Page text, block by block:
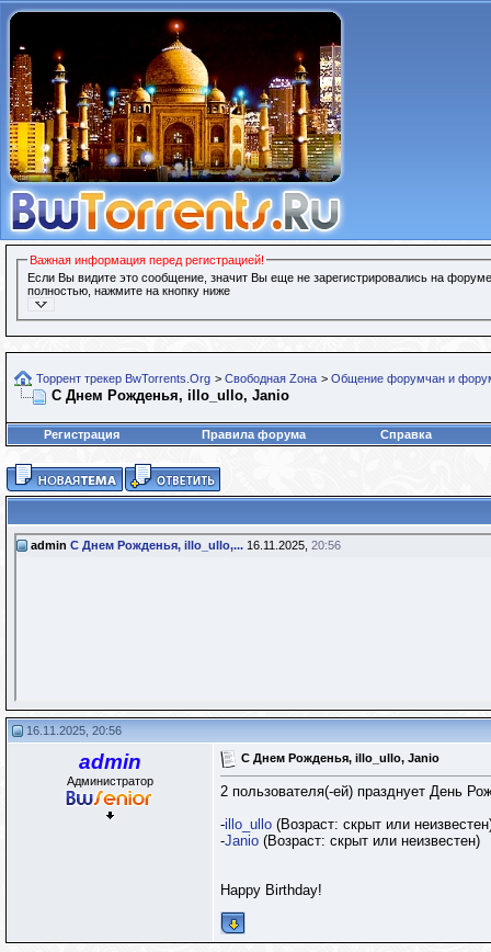
Важная информация перед регистрацией!
Если Вы видите это сообщение, значит Вы еще не зарегистрировались на
полностью, нажмите на кнопку ниже
Торрент трекер BwTorrents.Org > Свободная Zона > Общение форумчан и
С Днем Рожденья, illo_ullo, Janio
Регистрация Правила форума Справка
admin С Днем Рожденья, illo_ullo,... 16.11.2025, 20:56
16.11.2025, 20:56
admin
Администратор
С Днем Рожденья, illo_ullo, Janio
2 пользователя(-ей) празднует День
-illo_ullo (Возраст: скрыт или
-Janio (Возраст: скрыт или неизвестен)
Happy Birthday!